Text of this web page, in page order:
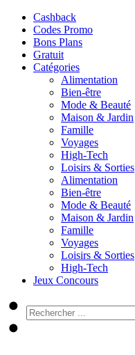
Cashback
Codes Promo
Bons Plans
Gratuit
Catégories
Alimentation
Bien-être
Mode & Beauté
Maison & Jardin
Famille
Voyages
High-Tech
Loisirs & Sorties
Alimentation
Bien-être
Mode & Beauté
Maison & Jardin
Famille
Voyages
Loisirs & Sorties
High-Tech
Jeux Concours